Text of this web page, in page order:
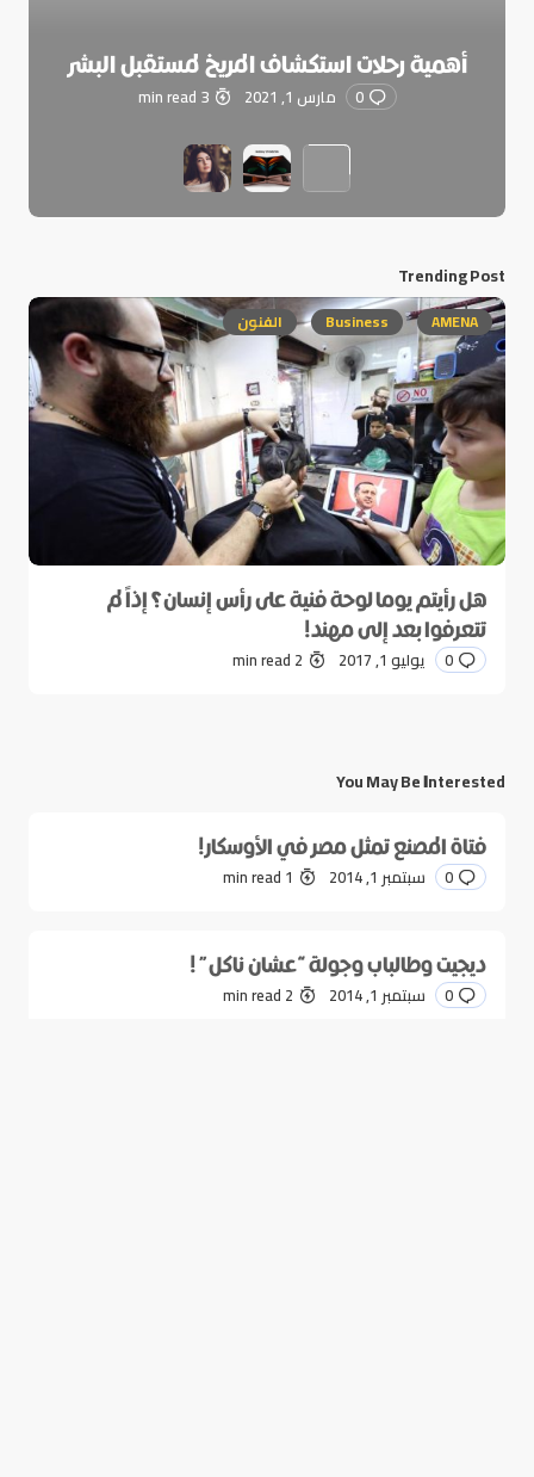
أهمية رحلات استكشاف المريخ لمستقبل البشر
0 مارس 1, 2021 3 min read
Trending Post
AMENA
Business الفنون
هل رأيتم يوما لوحة فنية على رأس إنسان؟ إذاً لم
تتعرفوا بعد إلى مهند!
0 يوليو 1, 2017 2 min read
You May Be Interested
فتاة المصنع تمثل مصر في الأوسكار!
0 سبتمبر 1, 2014 1 min read
ديجيت وطالباب وجولة “عشان ناكل” !
0 سبتمبر 1, 2014 2 min read